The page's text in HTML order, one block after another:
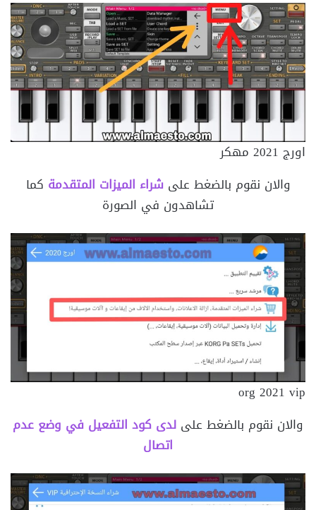
اورج 2021 مهكر
والان نقوم بالضغط علىشراء الميزات المتقدمة كما
تشاهدون في الصورة
org 2021 vip
والان نقوم بالضغط على لدى كود التفعيل في وضع عدم
اتصال